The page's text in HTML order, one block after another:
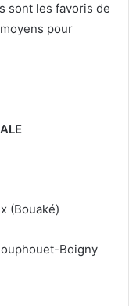
sont les favoris de
pour
(Bouaké)
Boigny